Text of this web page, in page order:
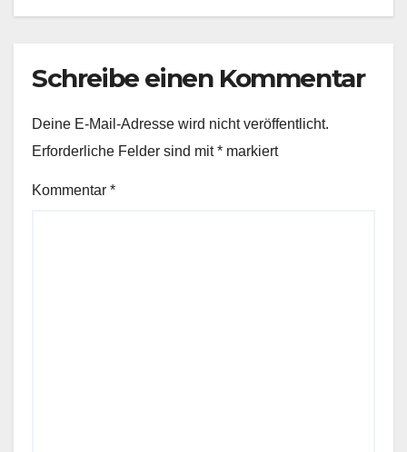
Schreibe einen Kommentar
Deine E-Mail-Adresse wird nicht veröffentlicht.
Erforderliche Felder sind mit* markiert
Kommentar *